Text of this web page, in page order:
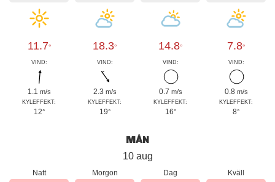
11.7°
VIND:
1.1 m/s
KYLEFFEKT:
12°
18.3°
VIND:
2.3 m/s
KYLEFFEKT:
19°
14.8°
VIND:
0.7 m/s
KYLEFFEKT:
16°
7.8°
VIND:
0.8 m/s
KYLEFFEKT:
8°
MÅN
10 aug
Natt Morgon Dag Kväll